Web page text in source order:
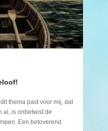
thema past voor mij, dat
al, is onbetwist de
Een betoverend